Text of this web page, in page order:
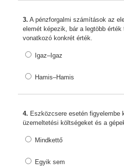
3. A pénzforgalmi számítások az
elemét képezik, bár a legtöbb érték
vonatkozó konkrét érték.
Igaz–Igaz
Hamis–Hamis
4. Eszközcsere esetén figyelembe
üzemeltetési költségeket és a
Mindkettő
Egyik sem